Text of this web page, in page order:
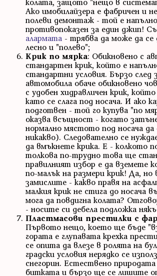
колата, защото "нещо в
Ако имобилайзера е фабричен и
полеви демонтаж - той е напълно
противопоказен за един джип!
алармата - трябва да може да се
лесно и "полево";
Крик по мярка: Обикновено с
стандартен крик, който е
стандартни условия. Бързо след
автомобила обаче обикновено
с удобен хидравличен крик,
като се слага под носача. И ако
подготвен - той го купува "по
оказва всъщност - когато
нормално мястото под носача да
никакво). Следователно се
да вмъкнете крика. Е - колкото
толкова по-трудно това ще
правилният избор е да вземете
по-малък на размери крик! Да, но
замислите - какво правя на
малкия крик не стига до носача
мога да повдигна колата?
- носите си дебела подложка
Пластмасови престилки с
Първото нещо, което ще бъде
гората е глупавата крехка
се опита да влезе в ролята на
градски условия нерядко се
снегорин. Естествено
битката и бързо ще се лишите